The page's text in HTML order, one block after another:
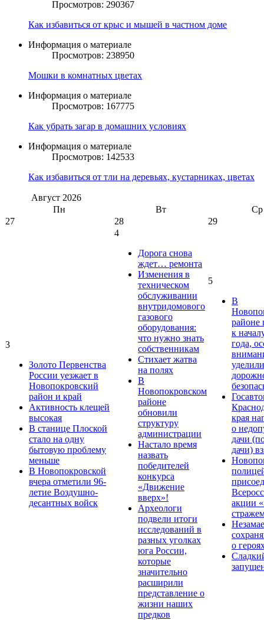
Просмотров: 290367
Как избавиться от крыс и мышей в частном доме
Информация о материале
Просмотров: 238950
Мошки в комнатных цветах
Информация о материале
Просмотров: 167775
Как убрать загар в домашних условиях
Информация о материале
Просмотров: 142533
Как избавиться от тли на деревьях, кустарниках, цветах
Август 2026
Пн
Вт
Ср
27
28 29
3
Золото Первенства
России уезжает в
Новопокровский
район и край
Активность клещей
высокая
В станице Плоской
стало на одну
бытовую проблему
меньше
В Новопокровской
вчера отметили 96-
летие Воздушно-
десантных войск
4
Дорога снова
ждет… ремонта
Изменения в
техническом
обслуживании
внутридомового
газового
оборудования:
что нужно знать
собственникам
Стихает жатва
на полях
В
Новопокровском
районе
обновили
структуру
администрации
Настало время
назвать
победителей
конкурса
«Движение
вверх»!
Археологи
подвели итоги
исследований в
разных уголках
юга России,
которые
значительно
расширили
представление о
жизни наших
предков
5
В
районе
к
года,
уделили
края
о
дачи
дачи)
акции
о